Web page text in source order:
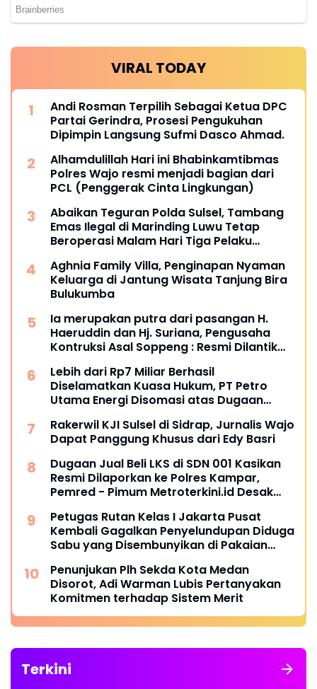
VIRAL TODAY
Andi Rosman Terpilih Sebagai Ketua DPC
Partai Gerindra, Prosesi Pengukuhan
Dipimpin Langsung Sufmi Dasco Ahmad.
Alhamdulillah Hari ini Bhabinkamtibmas
Polres Wajo resmi menjadi bagian dari
PCL (Penggerak Cinta Lingkungan)
Abaikan Teguran Polda Sulsel, Tambang
Emas Ilegal di Marinding Luwu Tetap
Beroperasi Malam Hari Tiga Pelaku
Aghnia Family Villa, Penginapan Nyaman
Keluarga di Jantung Wisata Tanjung Bira
Bulukumba
Ia merupakan putra dari pasangan H.
Haeruddin dan Hj. Suriana, Pengusaha
Kontruksi Asal Soppeng : Resmi Dilantik
Lebih dari Rp7 Miliar Berhasil
Diselamatkan Kuasa Hukum, PT Petro
Utama Energi Disomasi atas Dugaan
Rakerwil KJI Sulsel di Sidrap, Jurnalis Wajo
Dapat Panggung Khusus dari Edy Basri
Dugaan Jual Beli LKS di SDN 001 Kasikan
Resmi Dilaporkan ke Polres Kampar,
Pemred - Pimum Metroterkini.id Desak
Petugas Rutan Kelas I Jakarta Pusat
Kembali Gagalkan Penyelundupan Diduga
Sabu yang Disembunyikan di Pakaian
Penunjukan Plh Sekda Kota Medan
Disorot, Adi Warman Lubis Pertanyakan
Komitmen terhadap Sistem Merit
Terkini